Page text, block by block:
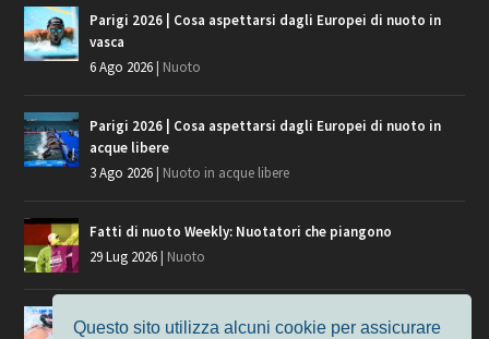
Parigi 2026 | Cosa aspettarsi dagli Europei di nuoto in
vasca
6 Ago 2026| Nuoto
Parigi 2026 | Cosa aspettarsi dagli Europei di nuoto in
acque libere
3 Ago 2026| Nuoto in acque libere
Fatti di nuoto Weekly: Nuotatori che piangono
29 Lug 2026| Nuoto
Giochi del Mediterraneo, i convocati del nuoto per
Questo sito utilizza alcuni cookie per assicurare